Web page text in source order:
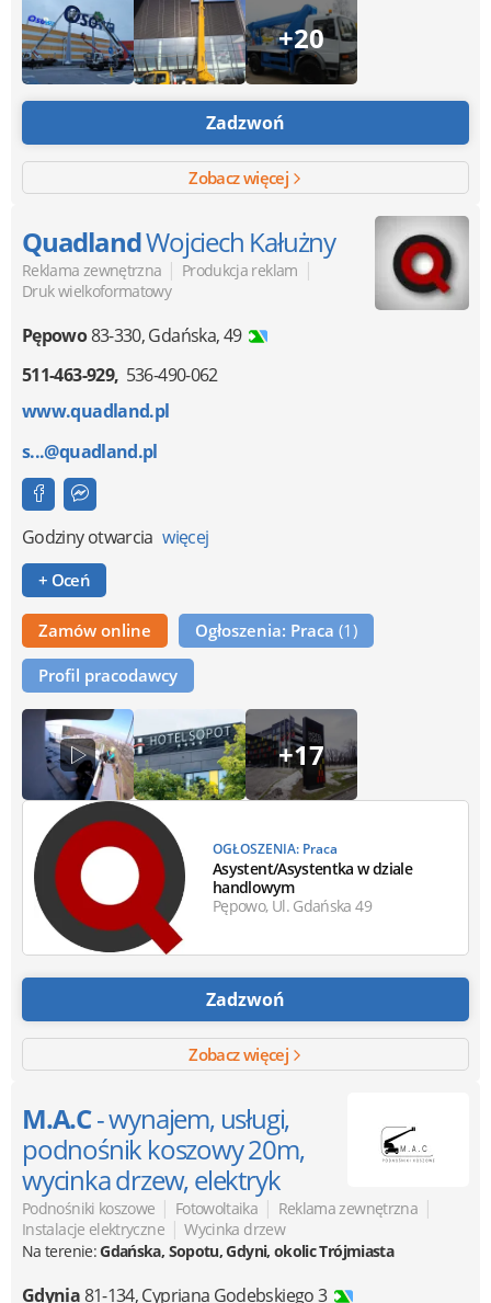
+20
Zadzwoń
Zobacz więcej
QuadlandWojciech Kałużny
Reklama zewnętrzna | Produkcja reklam |
Druk wielkoformatowy
Pępowo83-330,Gdańska, 49
511-463-929 536-490-062
www.quadland.pl
s...@quadland.pl
Godziny otwarcia więcej
+ Oceń
Zamów online Ogłoszenia: Praca (1)
Profil pracodawcy
+17
OGŁOSZENIA: Praca
Asystent/Asystentka w dziale
handlowym
Pępowo, Ul. Gdańska 49
Zadzwoń
Zobacz więcej
M.A.C- wynajem, usługi,
podnośnik koszowy 20m,
wycinka drzew, elektryk
Podnośniki koszowe | Fotowoltaika | Reklama zewnętrzna |
Instalacje elektryczne | Wycinka drzew
Na terenie:Gdańska, Sopotu, Gdyni, okolic Trójmiasta
Gdynia81-134,Cypriana Godebskiego 3